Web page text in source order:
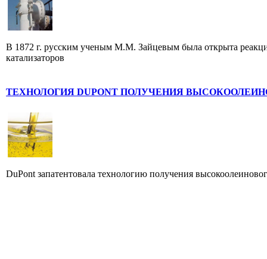
В 1872 г. русским ученым М.М. Зайцевым была открыта
катализаторов
ТЕХНОЛОГИЯ DUPONT ПОЛУЧЕНИЯ
DuPont запатентовала технологию получения